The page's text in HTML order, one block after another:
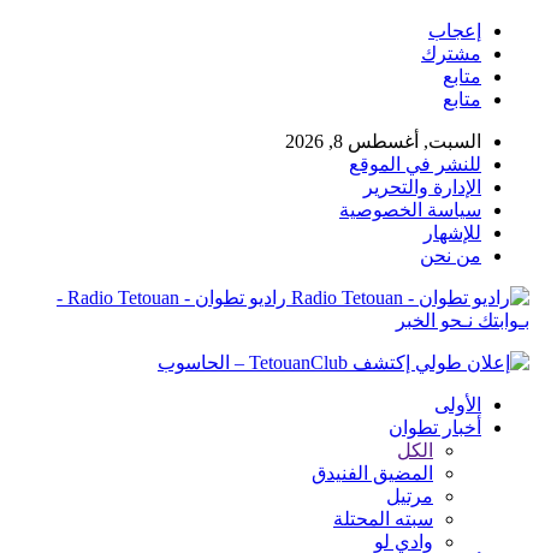
إعجاب
مشترك
متابع
متابع
السبت, أغسطس 8, 2026
للنشر في الموقع
الإدارة والتحرير
سياسة الخصوصية
للإشهار
من نحن
راديو تطوان - Radio Tetouan -
بـوابتك نـحو الخبر
الأولى
أخبار تطوان
الكل
المضيق الفنيدق
مرتيل
سبته المحتلة
وادي لو